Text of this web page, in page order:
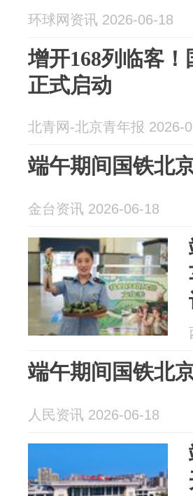
环球网资讯 2026-06-18
增开168列临客
正式启动
北青网-北京青年报 2026-
端午期间国铁北
金台资讯 2026-06-18
端午期间国铁北
人民资讯 2026-06-18